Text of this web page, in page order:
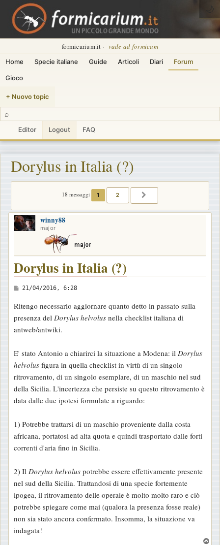
formicarium.it · vade ad formicam
Home Specie italiane Guide Articoli Diari Forum
Gioco
+ Nuovo topic
⌕
Editor Logout FAQ
🌙
Dorylus in Italia (?)
18 messaggi 1 2
winny88
major
Dorylus in Italia (?)
M
s
s
a
g
i
o
21/04/2016, 6:28
Ritengo necessario aggiornare quanto detto in passato sulla
presenza del Dorylus helvolus nella checklist italiana di
antweb/antwiki.
E' stato Antonio a chiarirci la situazione a Modena: il Dorylus
helvolus figura in quella checklist in virtù di un singolo
ritrovamento, di un singolo esemplare, di un maschio nel sud
della Sicilia. L'incertezza che persiste su questo ritrovamento è
data dalle due ipotesi formulate a riguardo:
1) Potrebbe trattarsi di un maschio proveniente dalla costa
africana, portatosi ad alta quota e quindi trasportato dalle forti
correnti d'aria fino in Sicilia.
2) Il Dorylus helvolus potrebbe essere effettivamente presente
nel sud della Sicilia. Trattandosi di una specie fortemente
ipogea, il ritrovamento delle operaie è molto molto raro e ciò
potrebbe spiegare come mai (qualora la presenza fosse reale)
non sia stato ancora confermato. Insomma, la situazione va
indagata!